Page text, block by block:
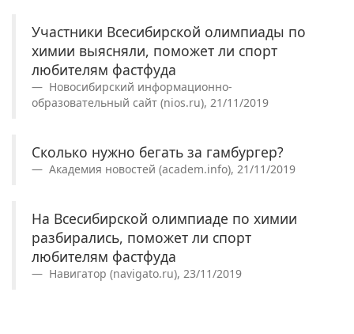
Участники Всесибирской олимпиады по
химии выясняли, поможет ли спорт
любителям фастфуда
Новосибирский информационно-
образовательный сайт (nios.ru), 21/11/2019
Сколько нужно бегать за гамбургер?
Академия новостей (academ.info), 21/11/2019
На Всесибирской олимпиаде по химии
разбирались, поможет ли спорт
любителям фастфуда
Навигатор (navigato.ru), 23/11/2019